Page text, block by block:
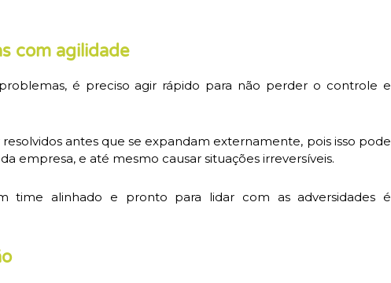
com agilidade
é preciso agir rápido para não perder o controle e
antes que se expandam externamente, pois isso pode
empresa, e até mesmo causar situações irreversíveis.
time alinhado e pronto para lidar com as adversidades é